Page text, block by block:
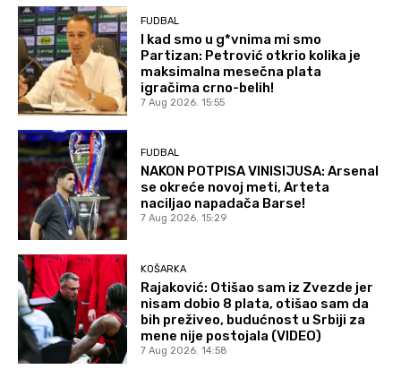
FUDBAL
I kad smo u g*vnima mi smo
Partizan: Petrović otkrio kolika je
maksimalna mesečna plata
igračima crno-belih!
7 Aug 2026. 15:55
FUDBAL
NAKON POTPISA VINISIJUSA: Arsenal
se okreće novoj meti, Arteta
naciljao napadača Barse!
7 Aug 2026. 15:29
KOŠARKA
Rajaković: Otišao sam iz Zvezde jer
nisam dobio 8 plata, otišao sam da
bih preživeo, budućnost u Srbiji za
mene nije postojala (VIDEO)
7 Aug 2026. 14:58